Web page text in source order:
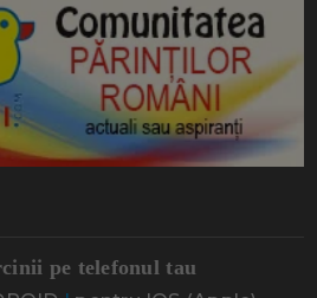
pe telefonul tau